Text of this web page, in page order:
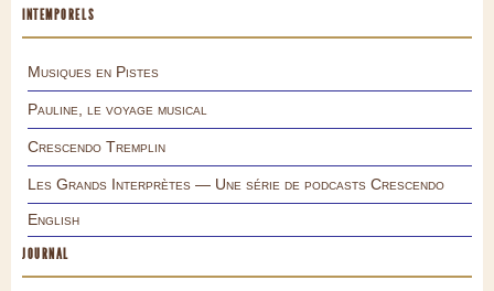
INTEMPORELS
Musiques en Pistes
Pauline, le voyage musical
Crescendo Tremplin
Les Grands Interprètes — Une série de podcasts Crescendo
English
JOURNAL